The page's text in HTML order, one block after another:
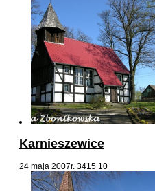
Karnieszewice
24 maja 2007r. 3415 10